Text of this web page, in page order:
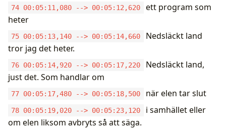
74 00:05:11,080 --> 00:05:12,620
ett program som
heter
75 00:05:13,140 --> 00:05:14,660
Nedsläckt land
tror jag det heter.
76 00:05:14,920 --> 00:05:17,220
Nedsläckt land,
just det. Som handlar om
77 00:05:17,480 --> 00:05:18,500 när elen tar slut
78 00:05:19,020 --> 00:05:23,120
i samhället eller
om elen liksom avbryts så att säga.